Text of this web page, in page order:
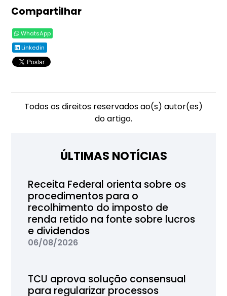
Compartilhar
WhatsApp
Linkedin
Todos os direitos reservados ao(s) autor(es)
do artigo.
ÚLTIMAS NOTÍCIAS
Receita Federal orienta sobre os
procedimentos para o
recolhimento do imposto de
renda retido na fonte sobre lucros
e dividendos
06/08/2026
TCU aprova solução consensual
para regularizar processos